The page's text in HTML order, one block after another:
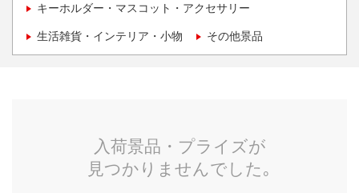
キーホルダー・マスコット・アクセサリー
生活雑貨・インテリア・小物 その他景品